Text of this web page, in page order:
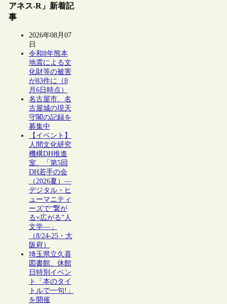
アネス-R」新着記
事
2026年08月07
日
令和8年熊本
地震による文
化財等の被害
が83件に（8
月6日時点）
名古屋市、名
古屋城の現天
守閣の記録を
募集中
【イベント】
人間文化研究
機構DH推進
室、「第5回
DH若手の会
（2026夏）―
デジタル・ヒ
ューマニティ
ーズで“繋が
る×広がる”人
文学―」
（8/24-25・大
阪府）
埼玉県立久喜
図書館、休館
日特別イベン
ト「本のタイ
トルで一句!」
を開催